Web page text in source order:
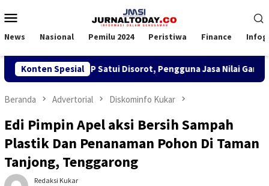
ke
Mobile
News Nasional Pemilu 2024 Peristiwa Finance
Konten Spesial
TKBM di KSOP Satui Disorot, Pengguna Jasa Nilai Ganggu
Beranda Advertorial Diskominfo Kukar
Edi Pimpin Apel aksi Bersih Sampah
Plastik Dan Penanaman Pohon Di Taman
Tanjong, Tenggarong
Redaksi Kukar